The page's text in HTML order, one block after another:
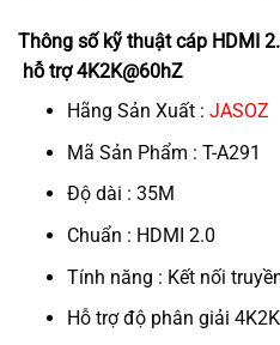
Thông số kỹ thuật cáp HDMI
hỗ trợ 4K2K@60hZ
Hãng Sản Xuất : JASOZ
Mã Sản Phẩm : T-A291
Độ dài : 35M
Chuẩn : HDMI 2.0
Tính năng : Kết nối
Hỗ trợ độ phân giải